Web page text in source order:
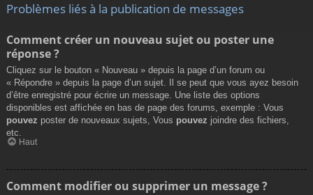
Problèmes liés à la publication de messages
Comment créer un nouveau sujet ou poster une
réponse ?
Cliquez sur le bouton « Nouveau » depuis la page d’un forum ou
« Répondre » depuis la page d’un sujet. Il se peut que vous ayez besoin
d’être enregistré pour écrire un message. Une liste des options
disponibles est affichée en bas de page des forums, exemple : Vous
pouvez poster de nouveaux sujets, Vous pouvez joindre des fichiers,
etc.
Haut
Comment modifier ou supprimer un message ?